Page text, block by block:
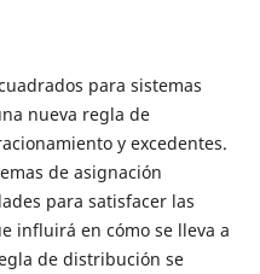
para sistemas
nueva regla de
y excedentes.
de asignación
para satisfacer las
influirá en cómo se lleva a
de distribución se